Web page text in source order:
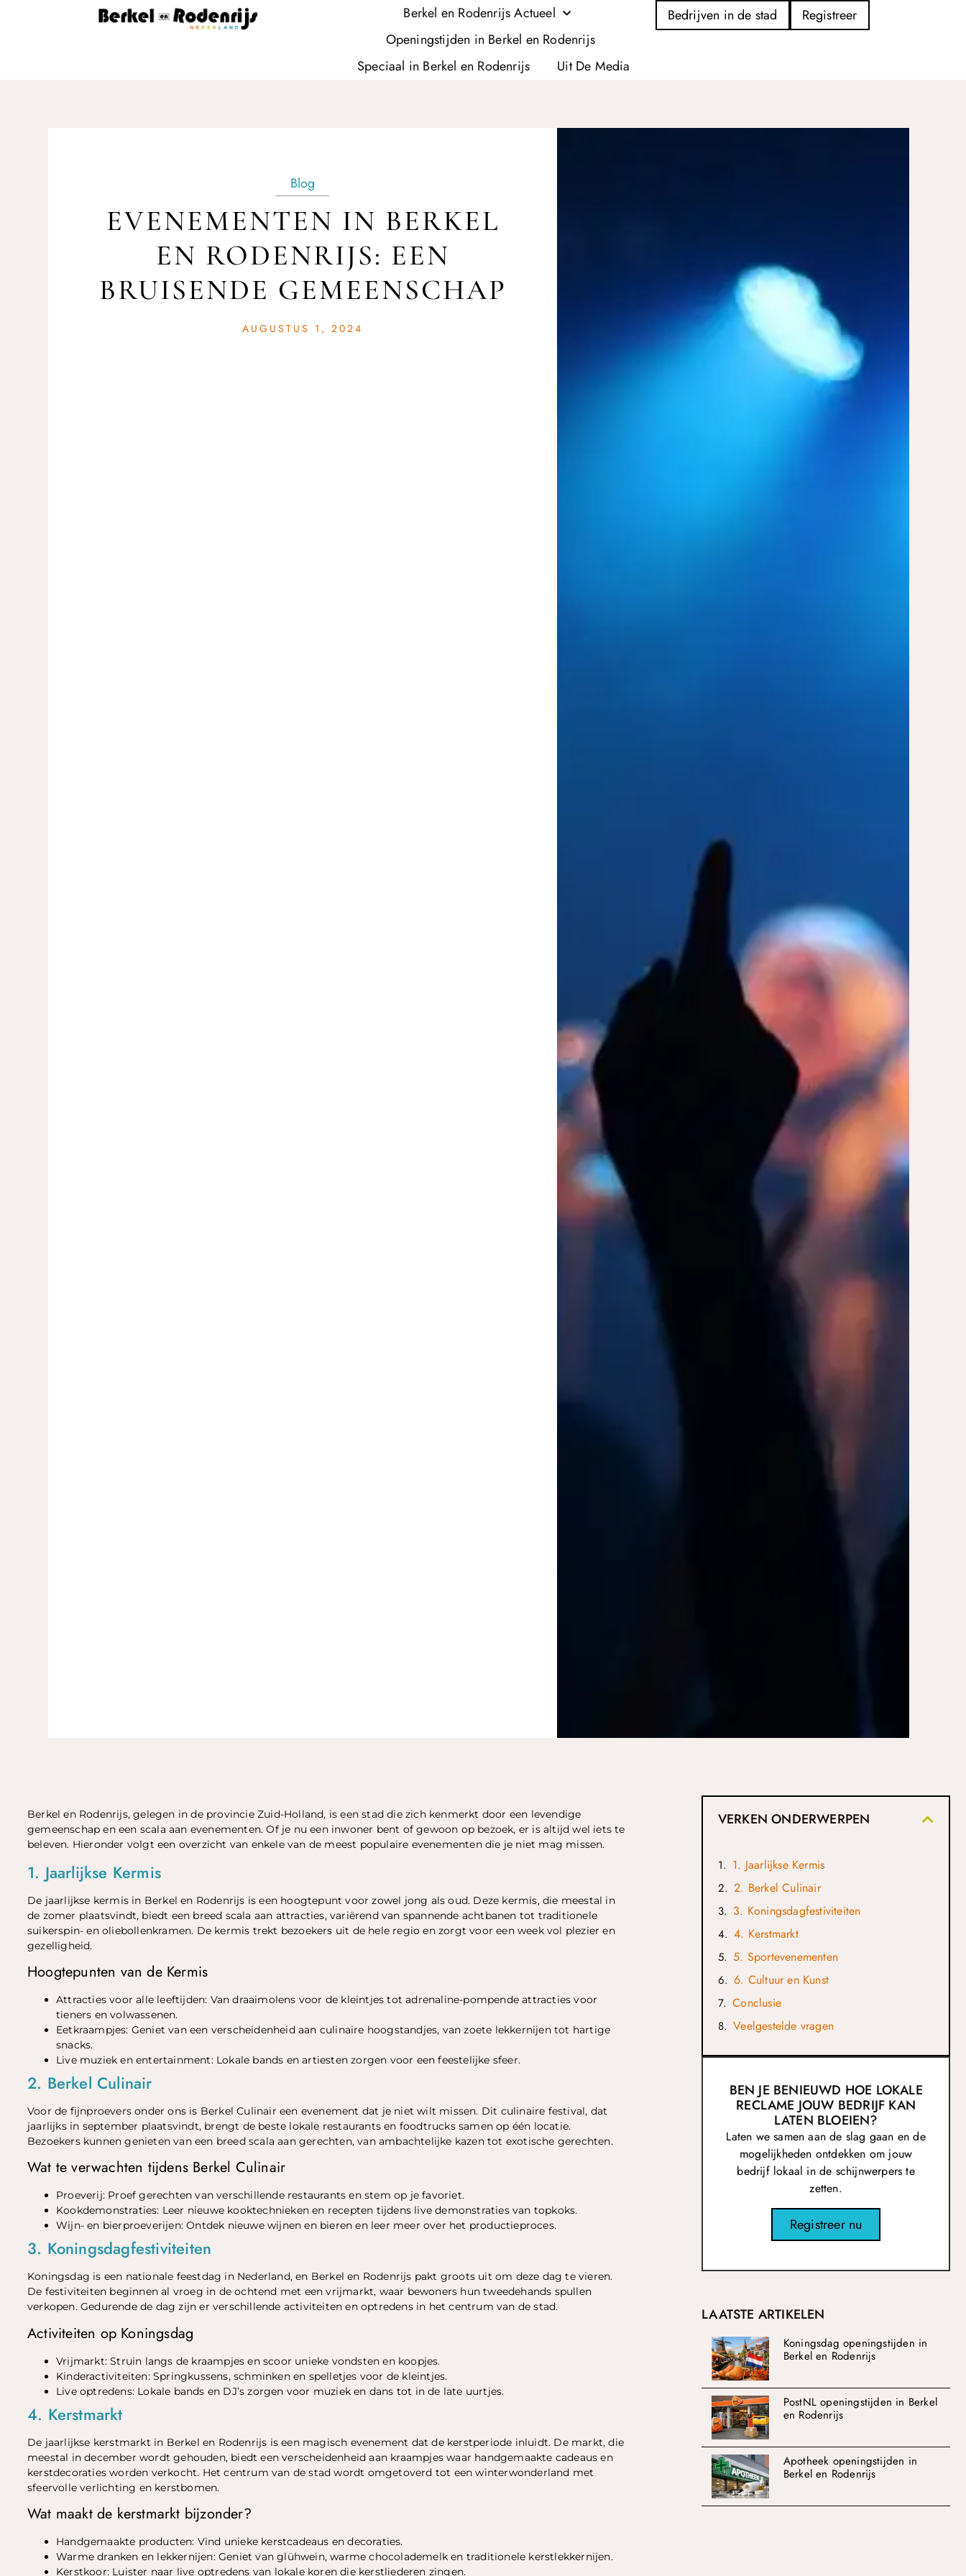
Berkel en Rodenrijs Actueel
Openingstijden in Berkel en Rodenrijs
Speciaal in Berkel en Rodenrijs
Uit De Media
Registreer
Bedrijven in de stad
Blog
EVENEMENTEN IN BERKEL
EN RODENRIJS: EEN
BRUISENDE GEMEENSCHAP
AUGUSTUS 1, 2024
Berkel en Rodenrijs, gelegen in de provincie Zuid-Holland, is een stad die zich kenmerkt door een levendige
gemeenschap en een scala aan evenementen. Of je nu een inwoner bent of gewoon op bezoek, er is altijd wel iets te
beleven. Hieronder volgt een overzicht van enkele van de meest populaire evenementen die je niet mag missen.
1. Jaarlijkse Kermis
De jaarlijkse kermis in Berkel en Rodenrijs is een hoogtepunt voor zowel jong als oud. Deze kermis, die meestal in
de zomer plaatsvindt, biedt een breed scala aan attracties, variërend van spannende achtbanen tot traditionele
suikerspin- en oliebollenkramen. De kermis trekt bezoekers uit de hele regio en zorgt voor een week vol plezier en
gezelligheid.
Hoogtepunten van de Kermis
Attracties voor alle leeftijden: Van draaimolens voor de kleintjes tot adrenaline-pompende attracties voor
tieners en volwassenen.
Eetkraampjes: Geniet van een verscheidenheid aan culinaire hoogstandjes, van zoete lekkernijen tot hartige
snacks.
Live muziek en entertainment: Lokale bands en artiesten zorgen voor een feestelijke sfeer.
2. Berkel Culinair
Voor de fijnproevers onder ons is Berkel Culinair een evenement dat je niet wilt missen. Dit culinaire festival, dat
jaarlijks in september plaatsvindt, brengt de beste lokale restaurants en foodtrucks samen op één locatie.
Bezoekers kunnen genieten van een breed scala aan gerechten, van ambachtelijke kazen tot exotische gerechten.
Wat te verwachten tijdens Berkel Culinair
Proeverij: Proef gerechten van verschillende restaurants en stem op je favoriet.
Kookdemonstraties: Leer nieuwe kooktechnieken en recepten tijdens live demonstraties van topkoks.
Wijn- en bierproeverijen: Ontdek nieuwe wijnen en bieren en leer meer over het productieproces.
3. Koningsdagfestiviteiten
Koningsdag is een nationale feestdag in Nederland, en Berkel en Rodenrijs pakt groots uit om deze dag te vieren.
De festiviteiten beginnen al vroeg in de ochtend met een vrijmarkt, waar bewoners hun tweedehands spullen
verkopen. Gedurende de dag zijn er verschillende activiteiten en optredens in het centrum van de stad.
Activiteiten op Koningsdag
Vrijmarkt: Struin langs de kraampjes en scoor unieke vondsten en koopjes.
Kinderactiviteiten: Springkussens, schminken en spelletjes voor de kleintjes.
Live optredens: Lokale bands en DJ’s zorgen voor muziek en dans tot in de late uurtjes.
4. Kerstmarkt
De jaarlijkse kerstmarkt in Berkel en Rodenrijs is een magisch evenement dat de kerstperiode inluidt. De markt, die
meestal in december wordt gehouden, biedt een verscheidenheid aan kraampjes waar handgemaakte cadeaus en
kerstdecoraties worden verkocht. Het centrum van de stad wordt omgetoverd tot een winterwonderland met
sfeervolle verlichting en kerstbomen.
Wat maakt de kerstmarkt bijzonder?
Handgemaakte producten: Vind unieke kerstcadeaus en decoraties.
Warme dranken en lekkernijen: Geniet van glühwein, warme chocolademelk en traditionele kerstlekkernijen.
Kerstkoor: Luister naar live optredens van lokale koren die kerstliederen zingen.
VERKEN ONDERWERPEN
1. Jaarlijkse Kermis
2. Berkel Culinair
3. Koningsdagfestiviteiten
4. Kerstmarkt
5. Sportevenementen
6. Cultuur en Kunst
Conclusie
Veelgestelde vragen
BEN JE BENIEUWD HOE LOKALE
RECLAME JOUW BEDRIJF KAN
LATEN BLOEIEN?
Laten we samen aan de slag gaan en de
mogelijkheden ontdekken om jouw
bedrijf lokaal in de schijnwerpers te
zetten.
Registreer nu
LAATSTE ARTIKELEN
Koningsdag openingstijden in
Berkel en Rodenrijs
PostNL openingstijden in Berkel
en Rodenrijs
Apotheek openingstijden in
Berkel en Rodenrijs